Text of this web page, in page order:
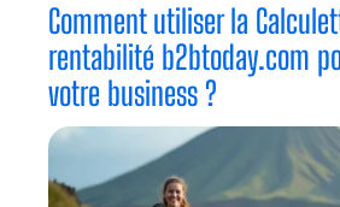
Comment utiliser la
rentabilité b2btoday.com
votre business ?